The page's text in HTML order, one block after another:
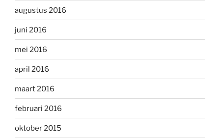
augustus 2016
juni 2016
mei 2016
april 2016
maart 2016
februari 2016
oktober 2015